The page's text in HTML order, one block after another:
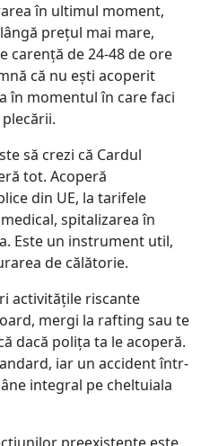
în ultimul moment,
prețul mai mare,
carență de 24-48 de ore
că nu ești acoperit
în momentul în care faci
să crezi că Cardul
tot. Acoperă
din UE, la tarifele
spitalizarea în
Este un instrument util,
de călătorie.
activitățile riscante
mergi la rafting sau te
dacă polița ta le acoperă.
iar un accident într-
integral pe cheltuiala